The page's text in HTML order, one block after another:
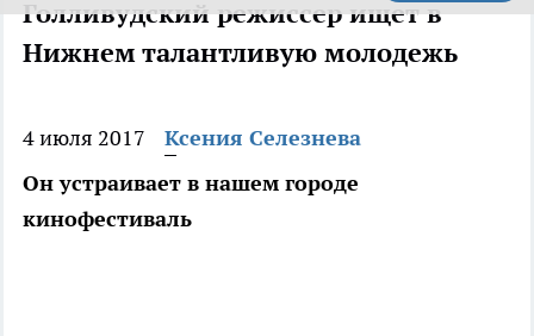
Голливудский режиссер ищет в
Нижнем талантливую молодежь
4 июля 2017
Ксения Селезнева
Он устраивает в нашем городе
кинофестиваль